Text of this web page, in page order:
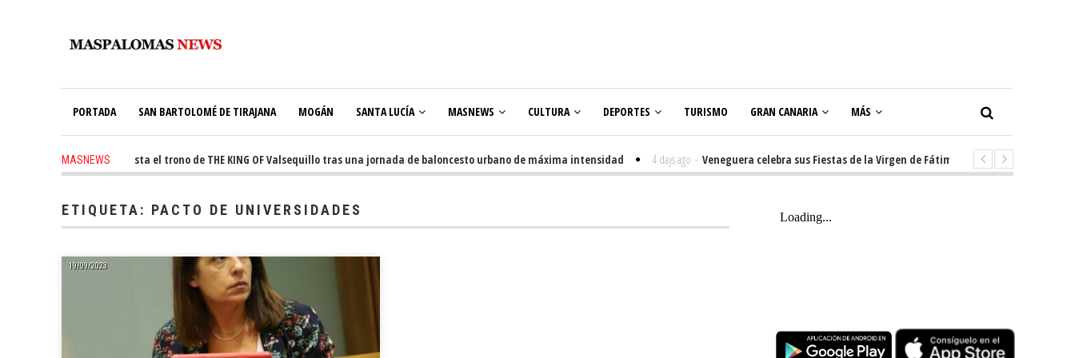
PORTADA SAN BARTOLOMÉ DE TIRAJANA MOGÁN SANTA LUCÍA MASNEWS CULTURA DEPORTES TURISMO GRAN CANARIA MÁS
MASNEWS
Ale Martín conquista el trono de THE KING OF Valsequillo tras una jornada de baloncesto urbano de máxima intensidad 4 days ago - Veneguera celebra sus Fiestas de la Virgen de Fátima con diez días de tradición,
ETIQUETA: PACTO DE UNIVERSIDADES
19/09/2023